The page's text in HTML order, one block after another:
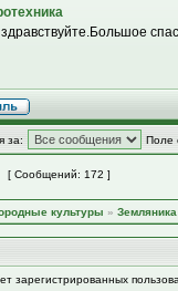
за: Поле
[ Сообщений: 172 ]
культуры »
зарегистрированных